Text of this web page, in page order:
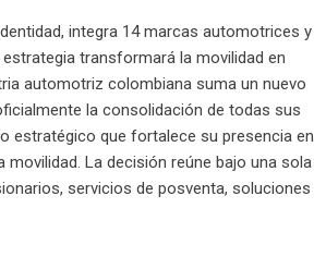
integra 14 marcas automotrices y
transformará la movilidad en
automotriz colombiana suma un nuevo
la consolidación de todas sus
estratégico que fortalece su presencia en
movilidad. La decisión reúne bajo una sola
servicios de posventa, soluciones